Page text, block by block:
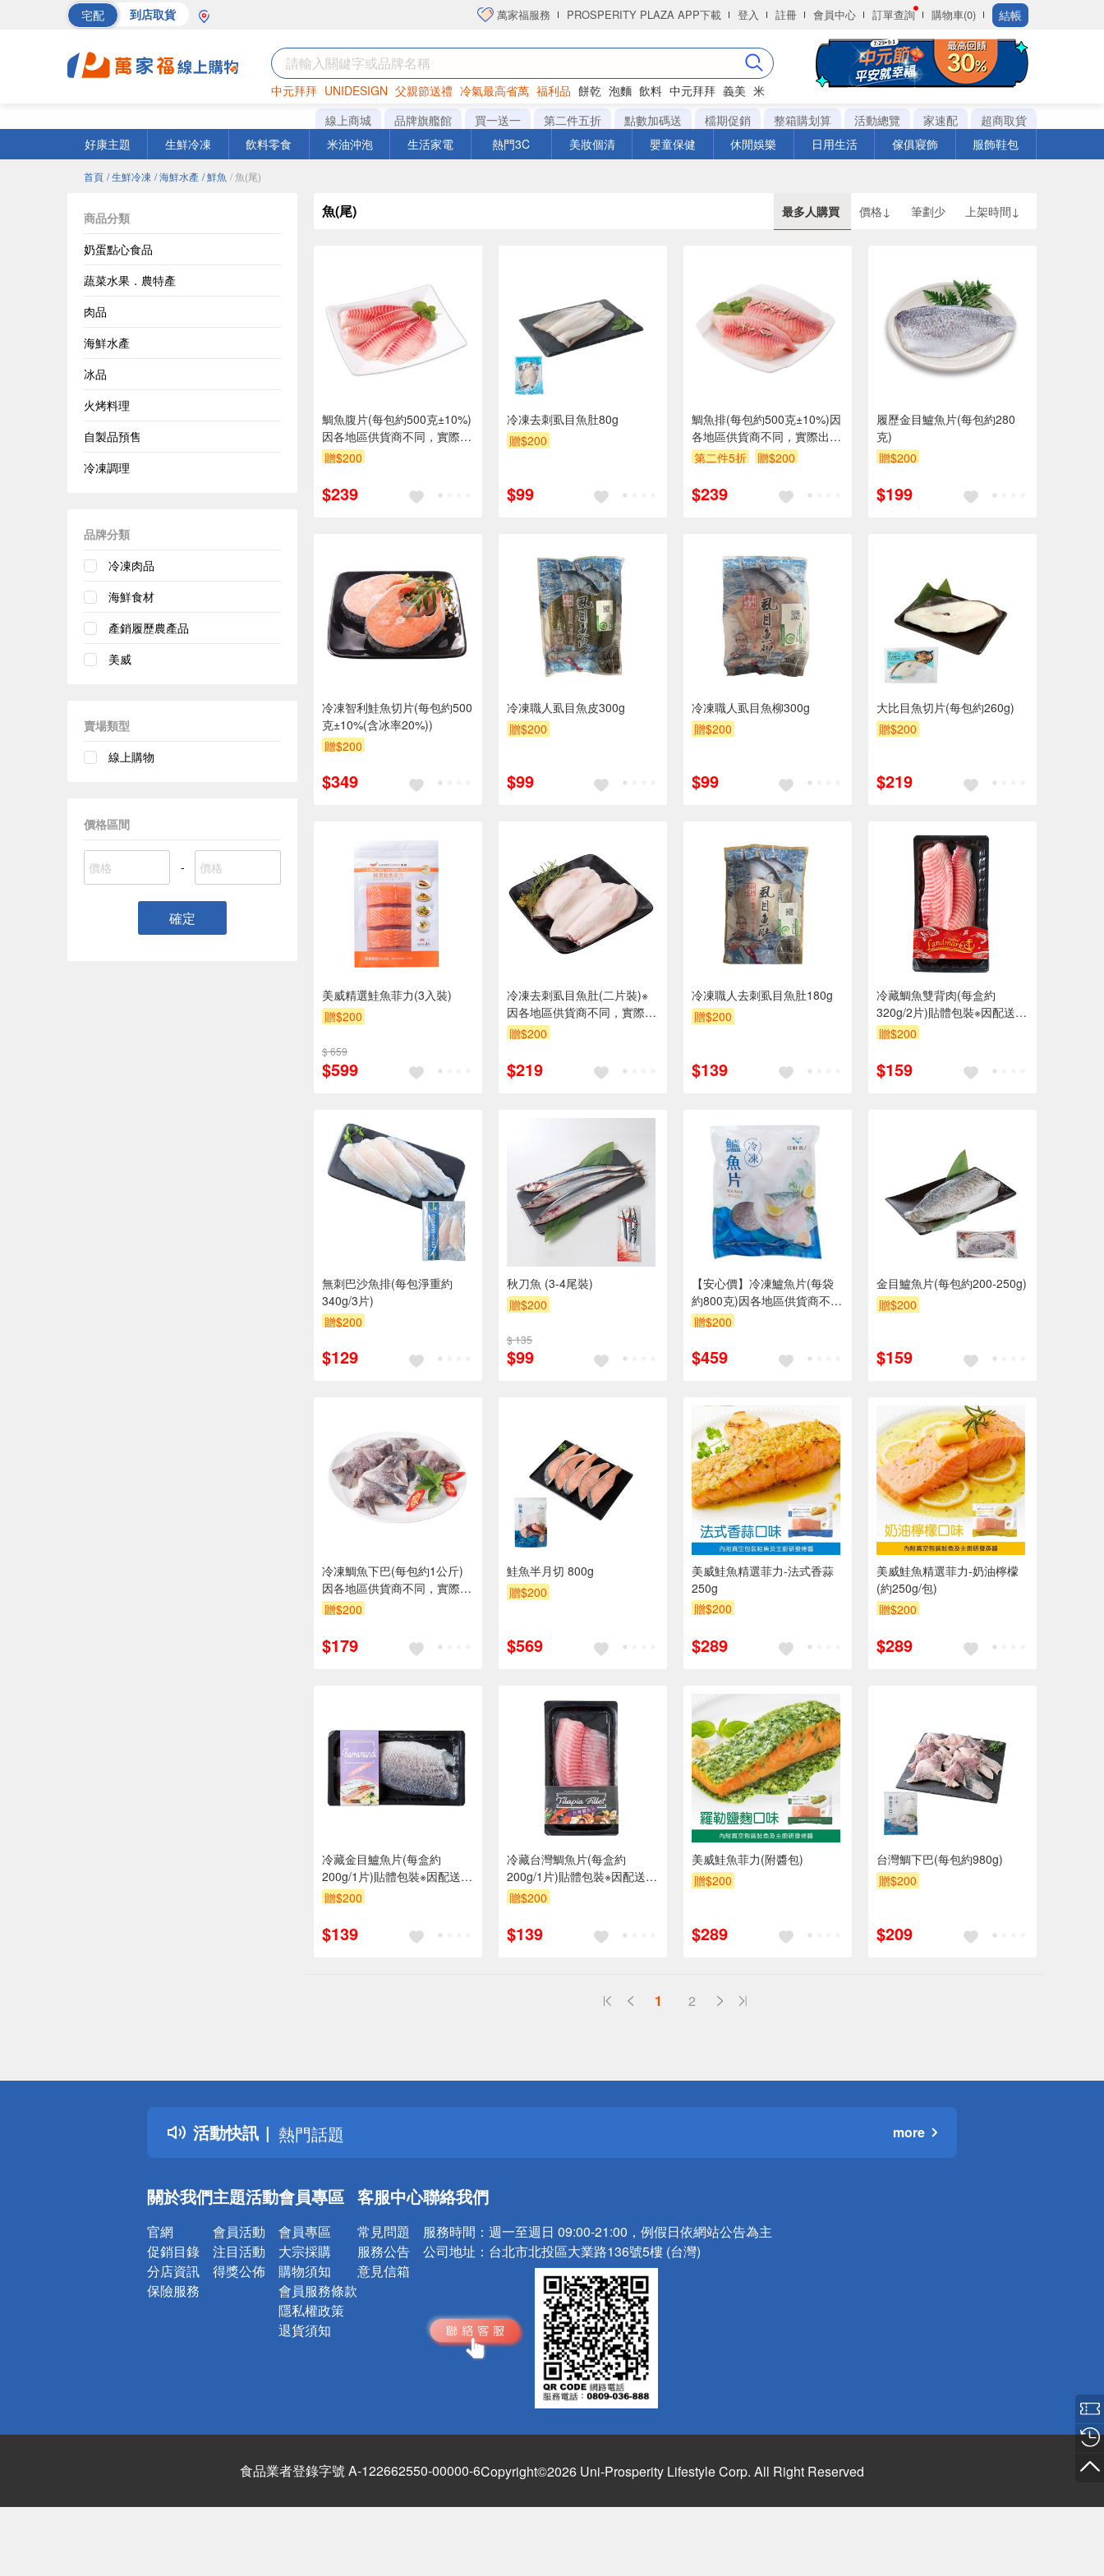
宅配 到店取貨 萬家福服務 PROSPERITY PLAZA APP下載 登入 註冊 會員中心 訂單查詢 購物車(0) 結帳
中元拜拜 UNIDESIGN 父親節送禮 冷氣最高省萬 福利品 餅乾 泡麵 飲料 中元拜拜 義美 米
罐頭 海苔 洋芋片
線上商城 品牌旗艦館 買一送一 第二件五折 點數加碼送 檔期促銷 整箱購划算 活動總覽 家速配
超商取貨
好康主題
生鮮冷凍 飲料零食 米油沖泡 生活家電 熱門3C 美妝個清 嬰童保健 休閒娛樂 日用生活 傢俱寢飾 服飾鞋包
首頁 / 生鮮冷凍 / 海鮮水產 / 鮮魚 / 魚(尾)
商品分類
奶蛋點心食品
蔬菜水果．農特產
肉品
海鮮水產
冰品
火烤料理
自製品預售
冷凍調理
品牌分類
冷凍肉品
海鮮食材
產銷履歷農產品
美威
賣場類型
線上購物
價格區間
-
確定
魚(尾) 最多人購買 價格↓ 筆劃少 上架時間↓
鯛魚腹片(每包約500克±10%)
因各地區供貨商不同，實際出
貨包裝以出貨店庫存為準。
贈$200
$239
冷凍去刺虱目魚肚80g
贈$200
$99
鯛魚排(每包約500克±10%)因
各地區供貨商不同，實際出貨
包裝以出貨店庫存為準。
第二件5折 贈$200
$239
履歷金目鱸魚片(每包約280
克)
贈$200
$199
冷凍智利鮭魚切片(每包約500
克±10%(含冰率20%))
贈$200
$349
冷凍職人虱目魚皮300g
贈$200
$99
冷凍職人虱目魚柳300g
贈$200
$99
大比目魚切片(每包約260g)
贈$200
$219
美威精選鮭魚菲力(3入裝)
贈$200
$ 659
$599
冷凍去刺虱目魚肚(二片裝)※
因各地區供貨商不同，實際出
貨包裝以出貨店庫存為準。
贈$200
$219
冷凍職人去刺虱目魚肚180g
贈$200
$139
冷藏鯛魚雙背肉(每盒約
320g/2片)貼體包裝※因配送關
係實際到貨效期約1天
贈$200
$159
無刺巴沙魚排(每包淨重約
340g/3片)
贈$200
$129
秋刀魚 (3-4尾裝)
贈$200
$ 135
$99
【安心價】冷凍鱸魚片(每袋
約800克)因各地區供貨商不
同，實際出貨包裝以出貨店庫
贈$200
$459
金目鱸魚片(每包約200-250g)
贈$200
$159
冷凍鯛魚下巴(每包約1公斤)
因各地區供貨商不同，實際出
貨包裝以出貨店庫存為準。
贈$200
$179
鮭魚半月切 800g
贈$200
$569
美威鮭魚精選菲力-法式香蒜
250g
贈$200
$289
美威鮭魚精選菲力-奶油檸檬
(約250g/包)
贈$200
$289
冷藏金目鱸魚片(每盒約
200g/1片)貼體包裝※因配送關
係實際到貨效期約1天
贈$200
$139
冷藏台灣鯛魚片(每盒約
200g/1片)貼體包裝※因配送關
係實際到貨效期約1天
贈$200
$139
美威鮭魚菲力(附醬包)
贈$200
$289
台灣鯛下巴(每包約980g)
贈$200
$209
1 2
活動快訊
詐騙網頁！請小心！
得獎公告
熱門話題
銀行優惠
詐騙網頁！請小心！
more
關於我們
官網
促銷目錄
分店資訊
保險服務
主題活動
會員活動
注目活動
得獎公佈
會員專區
會員專區
大宗採購
購物須知
會員服務條款
隱私權政策
退貨須知
客服中心
常見問題
服務公告
意見信箱
聯絡我們
服務時間： 週一至週日 09:00-21:00，例假日依網站公告為主
公司地址： 台北市北投區大業路136號5樓 (台灣)
食品業者登錄字號 A-122662550-00000-6Copyright©2026 Uni-Prosperity Lifestyle Corp. All Right Reserved